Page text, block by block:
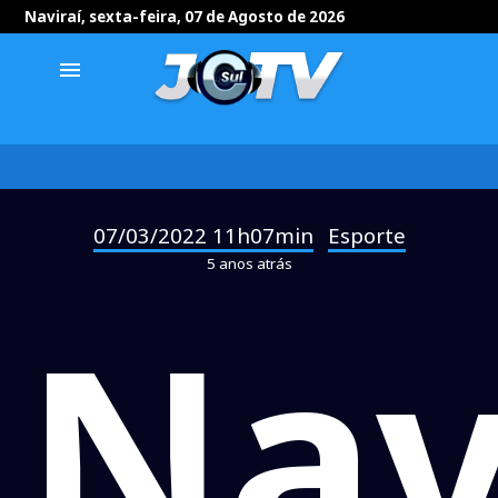
Naviraí, sexta-feira, 07 de Agosto de 2026
menu
07/03/2022 11h07min Esporte
5 anos atrás